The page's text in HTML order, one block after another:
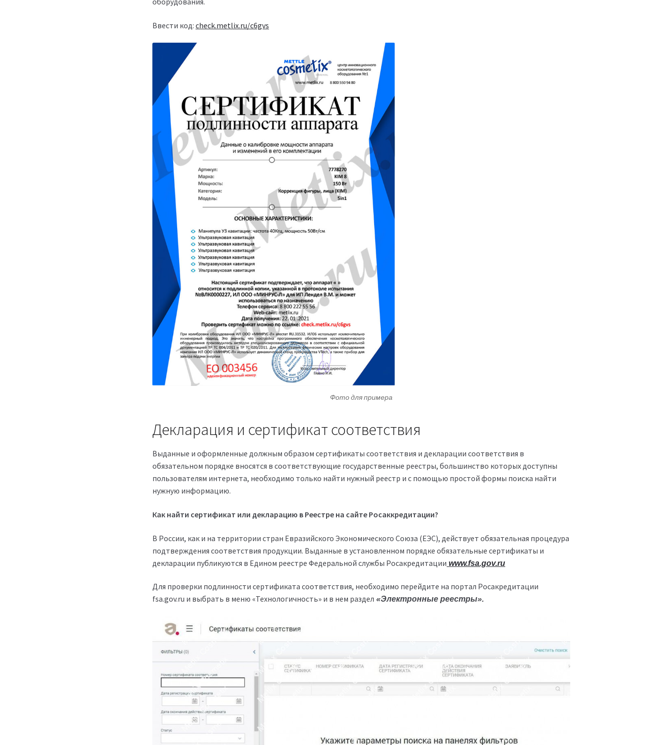
Ввести код:check.metlix.ru/c6gvs
Фото для примера
Декларация и сертификат соответствия
Выданные и оформленные должным образом сертификаты соответствия и декларации соответствия в
обязательном порядке вносятся в соответствующие государственные реестры, большинство которых доступны
пользователям интернета, необходимо только найти нужный реестр и с помощью простой формы поиска найти
нужную информацию.
Как найти сертификат или декларацию в Реестре на сайте Росаккредитации?
В России, как и на территории стран Евразийского Экономического Союза (ЕЭС), действует обязательная процедура
подтверждения соответствия продукции. Выданные в установленном порядке обязательные сертификаты и
декларации публикуются в Едином реестре Федеральной службы Росакредитации www.fsa.gov.ru
Для проверки подлинности сертификата соответствия, необходимо перейдите на портал Росакредитации
fsa.gov.ru и выбрать в меню «Технологичность» и в нем раздел «Электронные реестры».